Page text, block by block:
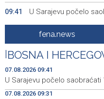
09:41 U Sarajevu počelo
Crnogorska vlada
09:31
Bećirović na
Cazina:Slobodarski narod
09:27
'Gastro Livno 2026.'
proizvođače
fena.news
BOSNA I
07.08.2026 09:41
U Sarajevu počelo saobraćati
07.08.2026 09:31